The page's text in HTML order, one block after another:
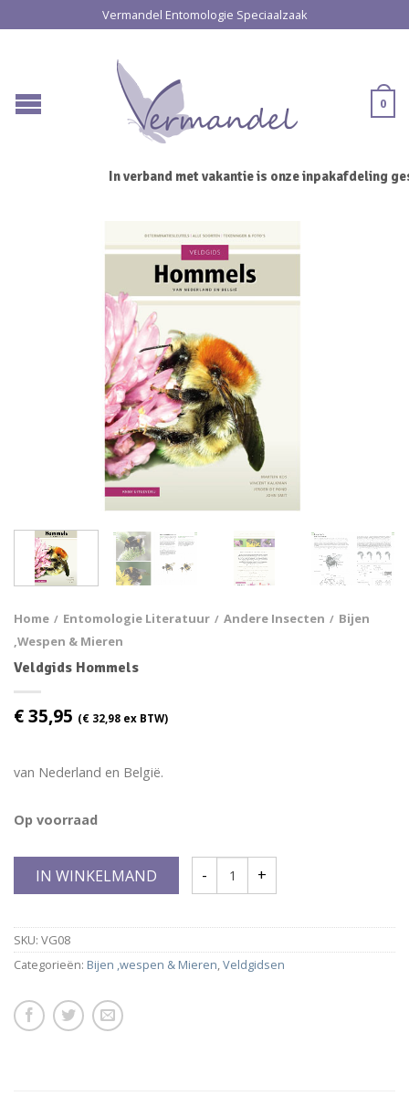
Vermandel Entomologie Speciaalzaak
0
In verband met vakantie is onze inpakafdeling
Home / Entomologie Literatuur / Andere Insecten / Bijen
,wespen & Mieren
Veldgids Hommels
€35,95 (€ 32,98 ex BTW)
van Nederland en België.
Op voorraad
IN WINKELMAND
SKU: VG08
Categorieën: Bijen ,wespen & Mieren,Veldgidsen